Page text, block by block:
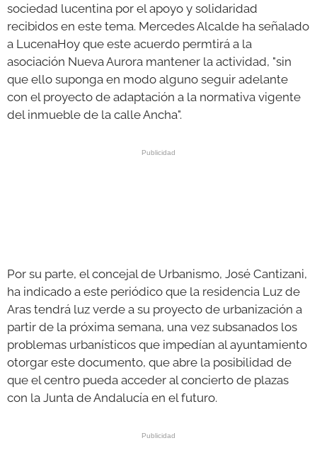
sociedad lucentina por el apoyo y solidaridad
recibidos en este tema. Mercedes Alcalde ha señalado
a LucenaHoy que este acuerdo permtirá a la
asociación Nueva Aurora mantener la actividad, "sin
que ello suponga en modo alguno seguir adelante
con el proyecto de adaptación a la normativa vigente
del inmueble de la calle Ancha".
Por su parte, el concejal de Urbanismo, José Cantizani,
ha indicado a este periódico que la residencia Luz de
Aras tendrá luz verde a su proyecto de urbanización a
partir de la próxima semana, una vez subsanados los
problemas urbanísticos que impedían al ayuntamiento
otorgar este documento, que abre la posibilidad de
que el centro pueda acceder al concierto de plazas
con la Junta de Andalucía en el futuro.